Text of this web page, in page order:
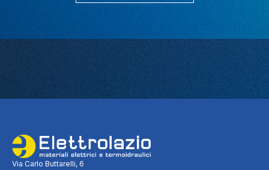
Via Carlo Buttarelli, 6